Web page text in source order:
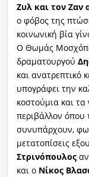
Ζυλκαι τον Ζαν
ο φόβος της
κοινωνική βία
Ο Θωμάς
δραματουργού
και ανατρεπτικό
υπογράφει την
κοστούμια και
περιβάλλον όπου
συνυπάρχουν,
μετατοπίσεις
Στρινόπουλος
και ο Νίκος